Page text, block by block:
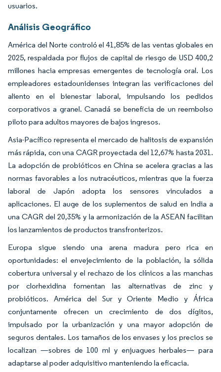
usuarios.
Análisis Geográfico
América del Norte controló el 41,85% de las ventas globales en
2025, respaldada por flujos de capital de riesgo de USD 400,2
millones hacia empresas emergentes de tecnología oral. Los
empleadores estadounidenses integran las verificaciones del
aliento en el bienestar laboral, impulsando los pedidos
corporativos a granel. Canadá se beneficia de un reembolso
piloto para adultos mayores de bajos ingresos.
Asia-Pacífico representa el mercado de halitosis de expansión
más rápida, con una CAGR proyectada del 12,67% hasta 2031.
La adopción de probióticos en China se acelera gracias a las
normas favorables a los nutracéuticos, mientras que la fuerza
laboral de Japón adopta los sensores vinculados a
aplicaciones. El auge de los suplementos de salud en India a
una CAGR del 20,35% y la armonización de la ASEAN facilitan
los lanzamientos de productos transfronterizos.
Europa sigue siendo una arena madura pero rica en
oportunidades: el envejecimiento de la población, la sólida
cobertura universal y el rechazo de los clínicos a las manchas
por clorhexidina fomentan las alternativas de zinc y
probióticos. América del Sur y Oriente Medio y África
conjuntamente ofrecen un crecimiento de dos dígitos,
impulsado por la urbanización y una mayor adopción de
seguros dentales. Los tamaños de los envases y los precios se
localizan —sobres de 100 ml y enjuagues herbales— para
adaptarse al poder adquisitivo manteniendo la eficacia.